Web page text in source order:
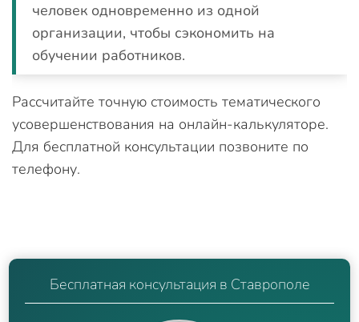
человек одновременно из одной
организации, чтобы сэкономить на
обучении работников.
Рассчитайте точную стоимость тематического
усовершенствования на онлайн-калькуляторе.
Для бесплатной консультации позвоните по
телефону.
Бесплатная консультация в Ставрополе